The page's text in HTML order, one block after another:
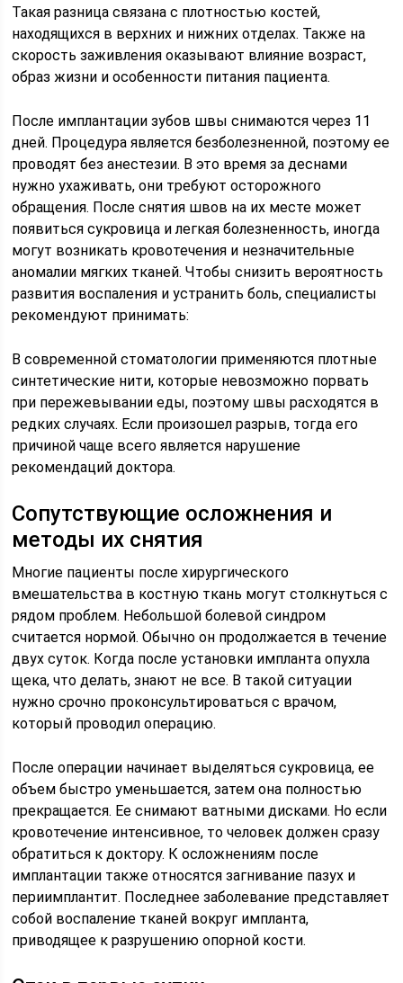
Такая разница связана с плотностью костей,
находящихся в верхних и нижних отделах. Также на
скорость заживления оказывают влияние возраст,
образ жизни и особенности питания пациента.
После имплантации зубов швы снимаются через 11
дней. Процедура является безболезненной, поэтому ее
проводят без анестезии. В это время за деснами
нужно ухаживать, они требуют осторожного
обращения. После снятия швов на их месте может
появиться сукровица и легкая болезненность, иногда
могут возникать кровотечения и незначительные
аномалии мягких тканей. Чтобы снизить вероятность
развития воспаления и устранить боль, специалисты
рекомендуют принимать:
В современной стоматологии применяются плотные
синтетические нити, которые невозможно порвать
при пережевывании еды, поэтому швы расходятся в
редких случаях. Если произошел разрыв, тогда его
причиной чаще всего является нарушение
рекомендаций доктора.
Сопутствующие осложнения и
методы их снятия
Многие пациенты после хирургического
вмешательства в костную ткань могут столкнуться с
рядом проблем. Небольшой болевой синдром
считается нормой. Обычно он продолжается в течение
двух суток. Когда после установки импланта опухла
щека, что делать, знают не все. В такой ситуации
нужно срочно проконсультироваться с врачом,
который проводил операцию.
После операции начинает выделяться сукровица, ее
объем быстро уменьшается, затем она полностью
прекращается. Ее снимают ватными дисками. Но если
кровотечение интенсивное, то человек должен сразу
обратиться к доктору. К осложнениям после
имплантации также относятся загнивание пазух и
периимплантит. Последнее заболевание представляет
собой воспаление тканей вокруг импланта,
приводящее к разрушению опорной кости.